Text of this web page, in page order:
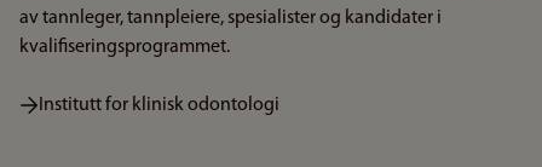
av tannleger, tannpleiere, spesialister og kandidater i
kvalifiseringsprogrammet.
Institutt for klinisk odontologi